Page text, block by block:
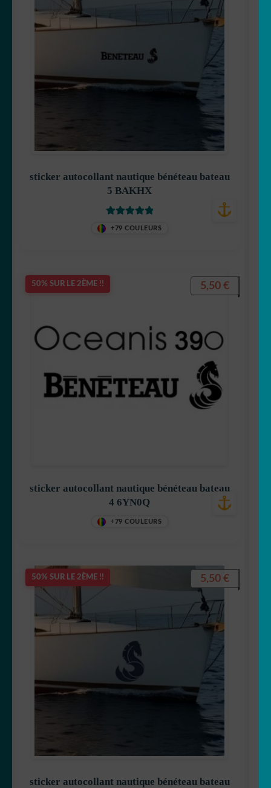
sticker autocollant nautique bénéteau bateau
5 BAKHX
+79 COULEURS
50% SUR LE 2ÈME !!
sticker autocollant nautique bénéteau bateau
4 6YN0Q
+79 COULEURS
5,50 €
50% SUR LE 2ÈME !!
sticker autocollant nautique bénéteau bateau
5,50 €